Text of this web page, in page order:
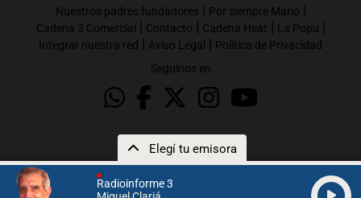
Radioinforme 3
Elegí tu emisora
Nuestros padres fundadores | Por siempre Mario |
Cadena 3 Comercial | Contacto | Cadena Heat | La Popu |
Integrar nuestra red | Aviso Legal | Política de Privacidad
Seguinos en